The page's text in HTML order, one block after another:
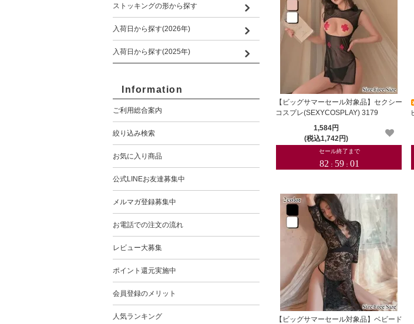
【ビッグサマーセール対象品】セクシー
コスプレ(SEXYCOSPLAY) 3179
1,584円
(税込1,742円)
【ビッグサマーセール対象品】ベビード
ストッキングの形から探す
入荷日から探す(2026年)
入荷日から探す(2025年)
Information
ご利用総合案内
絞り込み検索
お気に入り商品
公式LINEお友達募集中
メルマガ登録募集中
お電話での注文の流れ
レビュー大募集
ポイント還元実施中
会員登録のメリット
人気ランキング